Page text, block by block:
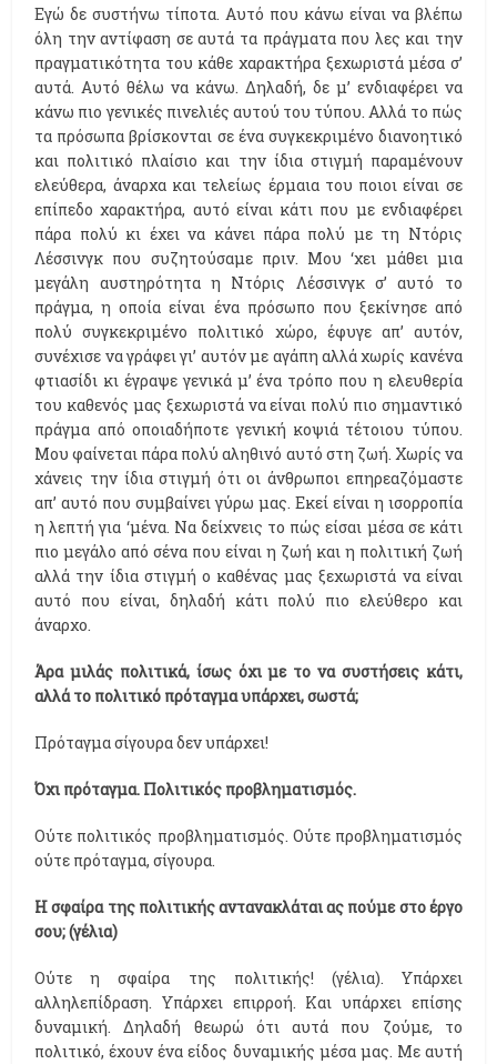
Εγώ δε συστήνω τίποτα. Αυτό που κάνω είναι να βλέπω
όλη την αντίφαση σε αυτά τα πράγματα που λες και την
πραγματικότητα του κάθε χαρακτήρα ξεχωριστά μέσα σ’
αυτά. Αυτό θέλω να κάνω. Δηλαδή, δε μ’ ενδιαφέρει να
κάνω πιο γενικές πινελιές αυτού του τύπου. Αλλά το πώς
τα πρόσωπα βρίσκονται σε ένα συγκεκριμένο διανοητικό
και πολιτικό πλαίσιο και την ίδια στιγμή παραμένουν
ελεύθερα, άναρχα και τελείως έρμαια του ποιοι είναι σε
επίπεδο χαρακτήρα, αυτό είναι κάτι που με ενδιαφέρει
πάρα πολύ κι έχει να κάνει πάρα πολύ με τη Ντόρις
Λέσσινγκ που συζητούσαμε πριν. Μου ‘χει μάθει μια
μεγάλη αυστηρότητα η Ντόρις Λέσσινγκ σ’ αυτό το
πράγμα, η οποία είναι ένα πρόσωπο που ξεκίνησε από
πολύ συγκεκριμένο πολιτικό χώρο, έφυγε απ’ αυτόν,
συνέχισε να γράφει γι’ αυτόν με αγάπη αλλά χωρίς κανένα
φτιασίδι κι έγραψε γενικά μ’ ένα τρόπο που η ελευθερία
του καθενός μας ξεχωριστά να είναι πολύ πιο σημαντικό
πράγμα από οποιαδήποτε γενική κοψιά τέτοιου τύπου.
Μου φαίνεται πάρα πολύ αληθινό αυτό στη ζωή. Χωρίς να
χάνεις την ίδια στιγμή ότι οι άνθρωποι επηρεαζόμαστε
απ’ αυτό που συμβαίνει γύρω μας. Εκεί είναι η ισορροπία
η λεπτή για ‘μένα. Να δείχνεις το πώς είσαι μέσα σε κάτι
πιο μεγάλο από σένα που είναι η ζωή και η πολιτική ζωή
αλλά την ίδια στιγμή ο καθένας μας ξεχωριστά να είναι
αυτό που είναι, δηλαδή κάτι πολύ πιο ελεύθερο και
άναρχο.
Άρα μιλάς πολιτικά, ίσως όχι με το να συστήσεις κάτι,
αλλά το πολιτικό πρόταγμα υπάρχει, σωστά;
Πρόταγμα σίγουρα δεν υπάρχει!
Όχι πρόταγμα. Πολιτικός προβληματισμός.
Ούτε πολιτικός προβληματισμός. Ούτε προβληματισμός
ούτε πρόταγμα, σίγουρα.
Η σφαίρα της πολιτικής αντανακλάται ας πούμε στο έργο
σου; (γέλια)
Ούτε η σφαίρα της πολιτικής! (γέλια). Υπάρχει
αλληλεπίδραση. Υπάρχει επιρροή. Και υπάρχει επίσης
δυναμική. Δηλαδή θεωρώ ότι αυτά που ζούμε, το
πολιτικό, έχουν ένα είδος δυναμικής μέσα μας. Με αυτή